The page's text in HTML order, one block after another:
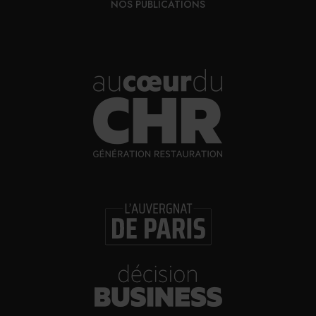
30/07/2026
Incendies : l’aide d’urgence rehaussée à 8 000 €
pour les indépendants, l’autoroute A63 réouverte
Les Bold Woman Dinners de Veuve Clicquot de
retour
30/07/2026
Glenn Viel et Brandon Dehan ouvrent la première
NOS PUBLICATIONS